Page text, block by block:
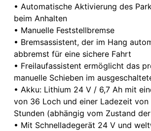
• Automatische Aktivierung des
beim Anhalten
• Manuelle Feststellbremse
• Bremsassistent, der im Hang
abbremst für eine sichere Fahrt
• Freilaufassistent ermöglicht das
manuelle Schieben im
• Akku: Lithium 24 V / 6,7 Ah mit
von 36 Loch und einer Ladezeit von
Stunden (abhängig vom Zustand
• Mit Schnelladegerät 24 V und